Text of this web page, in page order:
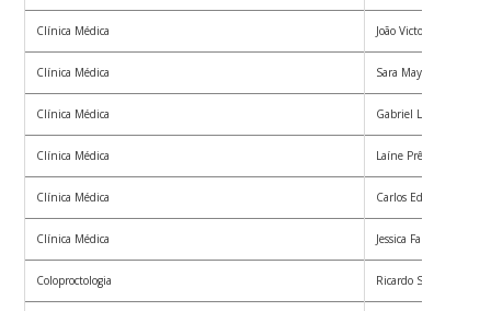
Clínica Médica João Victor Simão
Clínica Médica Sara Mayumi Toda
Clínica Médica Gabriel Lemos Renz
Clínica Médica Laíne Prêmoli Peruchi
Clínica Médica Carlos Eduardo Pereira
Clínica Médica Jessica Fabini Escobar
Coloproctologia Ricardo Sandri